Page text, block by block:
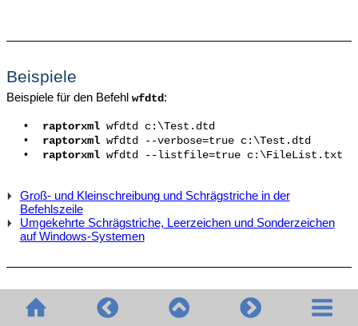
Beispiele
Beispiele für den Befehl wfdtd:
• raptorxml wfdtd c:\Test.dtd
•
raptorxml wfdtd --verbose=true c:\Test.dtd
•
raptorxml wfdtd --listfile=true c:\FileList.txt
Groß- und Kleinschreibung und Schrägstriche in der
Befehlszeile
Umgekehrte Schrägstriche, Leerzeichen und Sonderzeichen
auf Windows-Systemen
Optionen